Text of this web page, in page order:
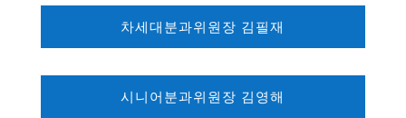
차세대분과위원장 김필재
시니어분과위원장 김영해